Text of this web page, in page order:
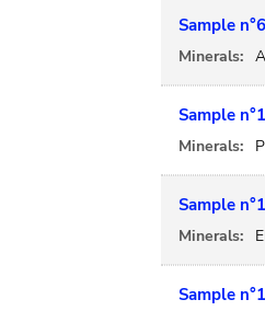
Sample
Minerals:
Sample
Minerals:
Sample
Minerals:
Sample